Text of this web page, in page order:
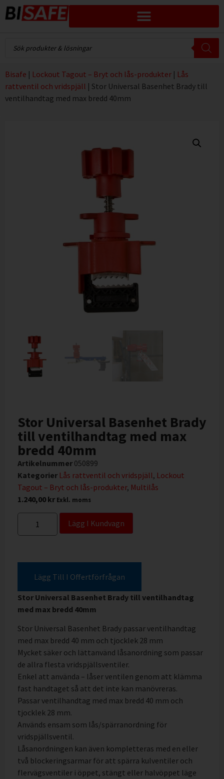
Bisafe | Lockout Tagout – Bryt och lås-produkter | Lås
rattventil och vridspjäll | Stor Universal Basenhet Brady till
ventilhandtag med max bredd 40mm
Stor Universal Basenhet Brady
till ventilhandtag med max
bredd 40mm
Artikelnummer 050899
Kategorier Lås rattventil och vridspjäll, Lockout
Tagout – Bryt och lås-produkter, Multilås
1.240,00 kr Exkl. moms
Lägg I Kundvagn
Lägg Till I Offertförfrågan
Stor Universal Basenhet Brady till ventilhandtag
med max bredd 40mm
Stor Universal Basenhet Brady passar ventilhandtag
med max bredd 40 mm och tjocklek 28 mm
Mycket säker och lättanvänd låsanordning som passar
de allra flesta vridspjällsventiler.
Enkel att använda – låser ventilen genom att klämma
fast handtaget så att det inte kan manövreras.
Passar ventilhandtag med max bredd 40 mm och
tjocklek 28 mm.
Används ensam som lås/spärranordning för
vridspjällsventil.
Låsanordningen kan även kompletteras med en eller
två blockeringsarmar för att spärra kulventiler och
flervägsventiler i öppet, stängt eller halvöppet läge